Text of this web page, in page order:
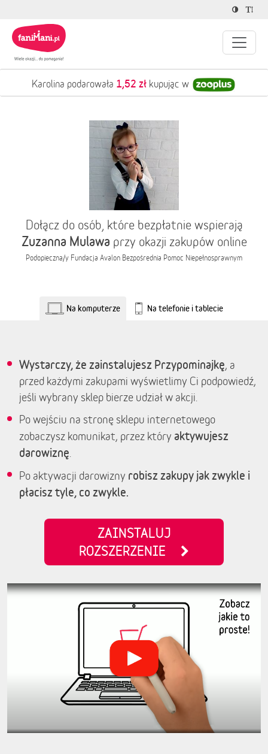
Karolina podarowała 1,52 zł kupując w
Dołącz do osób, które bezpłatnie wspierają
Zuzanna Mulawa przy okazji zakupów online
Podopieczna/y Fundacja Avalon Bezpośrednia Pomoc Niepełnosprawnym
Na komputerze Na telefonie i tablecie
Wystarczy, że zainstalujesz Przypominajkę, a
przed każdymi zakupami wyświetlimy Ci podpowiedź,
jeśli wybrany sklep bierze udział w akcji.
Po wejściu na stronę sklepu internetowego
zobaczysz komunikat, przez który aktywujesz
darowiznę
Po aktywacji darowizny robisz zakupy jak zwykle i
płacisz tyle, co zwykle.
ZAINSTALUJ
ROZSZERZENIE